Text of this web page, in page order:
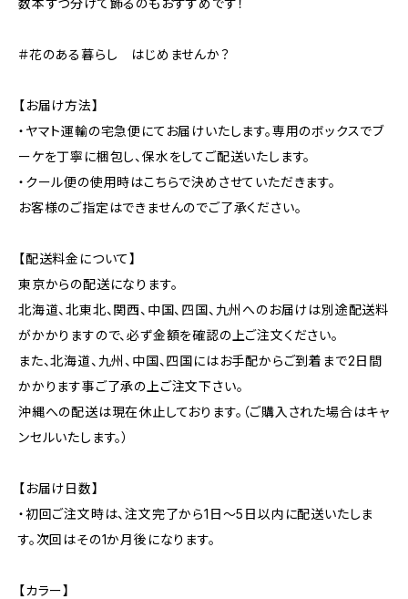
数本ずつ分けて飾るのもおすすめです！
＃花のある暮らし はじめませんか？
【お届け方法】
・ヤマト運輸の宅急便にてお届けいたします。専用のボックスでブ
ーケを丁寧に梱包し、保水をしてご配送いたします。
・クール便の使用時はこちらで決めさせていただきます。
お客様のご指定はできませんのでご了承ください。
【配送料金について】
東京からの配送になります。
北海道、北東北、関西、中国、四国、九州へのお届けは別途配送料
がかかりますので、必ず金額を確認の上ご注文ください。
また、北海道、九州、中国、四国にはお手配からご到着まで2日間
かかります事ご了承の上ご注文下さい。
沖縄への配送は現在休止しております。（ご購入された場合はキャ
ンセルいたします。）
【お届け日数】
・初回ご注文時は、注文完了から1日～5日以内に配送いたしま
す。次回はその1か月後になります。
【カラー】